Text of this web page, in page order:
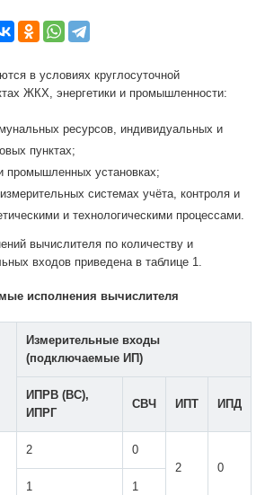
в условиях круглосуточной
ЖКХ, энергетики и промышленности:
ресурсов, индивидуальных и
пунктах;
промышленных установках;
системах учёта, контроля и
и технологическими процессами.
вычислителя по количеству и
входов приведена в таблице 1.
исполнения вычислителя
Измерительные входы
(подключаемые ИП)
ИПРВ (ВС),
ИПРГ
СВЧ ИПТ ИПД
2
0
2
0
1
1